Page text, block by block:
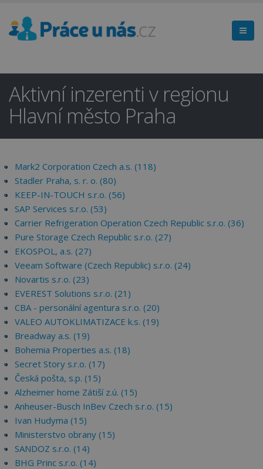
Aktivní inzerenti v regionu
Hlavní město Praha
Mark2 Corporation Czech a.s. (118)
Stadler Praha, s. r. o. (80)
KEEP-IN-TOUCH s.r.o. (56)
SAP Services s.r.o. (53)
Carrier Refrigeration Operation Czech Republic s.r.o. (36)
Pure Storage Czech Republic s.r.o. (27)
EKOSPOL, a.s. (27)
Veeam Software (Czech Republic) s.r.o. (24)
Novartis s.r.o. (23)
EVEREST Solutions s.r.o. (21)
CBA - personální agentura s.r.o. (20)
VALEO AUTOKLIMATIZACE k.s. (19)
Breadway a.s. (19)
Bohemia Properties a.s. (18)
Secret Story s.r.o. (17)
Česká pošta, s.p. (15)
Alzheimer home Zátiší z.ú. (15)
Anheuser-Busch InBev Czech s.r.o. (15)
Ivan Hudyma (15)
Ministerstvo obrany (15)
SANDOZ s.r.o. (14)
BHG Princ s.r.o. (14)